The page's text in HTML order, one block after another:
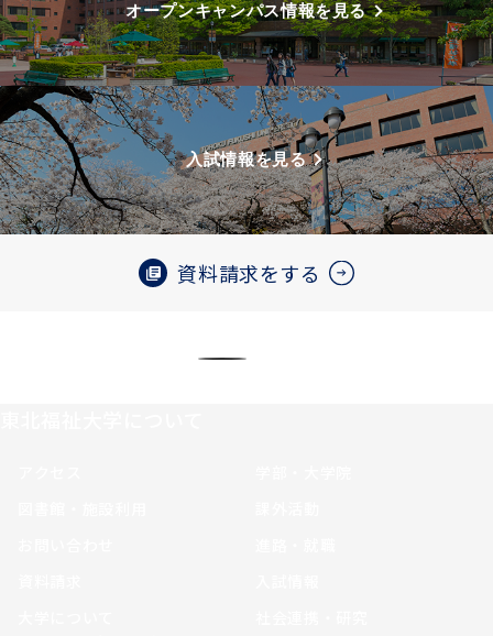
オープンキャンパス情報を見る
入試情報を見る
資料請求をする